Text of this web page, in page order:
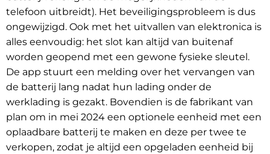
telefoon uitbreidt). Het beveiligingsprobleem is dus
ongewijzigd. Ook met het uitvallen van elektronica is
alles eenvoudig: het slot kan altijd van buitenaf
worden geopend met een gewone fysieke sleutel.
De app stuurt een melding over het vervangen van
de batterij lang nadat hun lading onder de
werklading is gezakt. Bovendien is de fabrikant van
plan om in mei 2024 een optionele eenheid met een
oplaadbare batterij te maken en deze per twee te
verkopen, zodat je altijd een opgeladen eenheid bij